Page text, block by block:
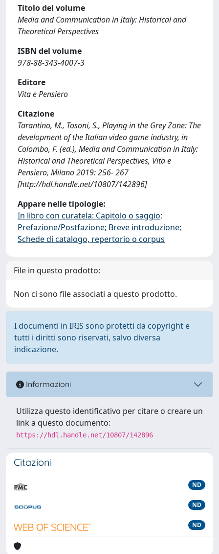
Titolo del volume
Media and Communication in Italy: Historical and
Theoretical Perspectives
ISBN del volume
978-88-343-4007-3
Editore
Vita e Pensiero
Citazione
Tarantino, M., Tosoni, S., Playing in the Grey Zone: The
development of the Italian video game industry, in
Colombo, F. (ed.), Media and Communication in Italy:
Historical and Theoretical Perspectives, Vita e
Pensiero, Milano 2019: 256- 267
[http://hdl.handle.net/10807/142896]
Appare nelle tipologie:
In libro con curatela: Capitolo o saggio;
Prefazione/Postfazione; Breve introduzione;
Schede di catalogo, repertorio o corpus
File in questo prodotto:
Non ci sono file associati a questo prodotto.
I documenti in IRIS sono protetti da copyright e
tutti i diritti sono riservati, salvo diversa
indicazione.
Informazioni
Utilizza questo identificativo per citare o creare un
link a questo documento:
https://hdl.handle.net/10807/142896
Citazioni
ND
ND
ND